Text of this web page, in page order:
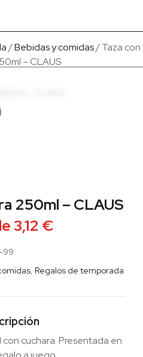
/Bebidas y comidas/ Taza con
– CLAUS
250ml – CLAUS
3,12 €
99
, Regalos de temporada
cuchara. Presentada en